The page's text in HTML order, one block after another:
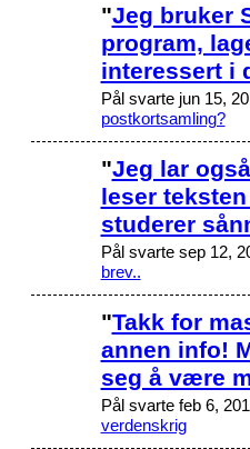
"Jeg bruker
program,
interessert i
Pål svarte jun 15,
postkortsamling?
"Jeg lar
leser
studerer
Pål svarte sep 12,
brev..
"Takk for
annen info!
seg å være
Pål svarte feb 6,
verdenskrig